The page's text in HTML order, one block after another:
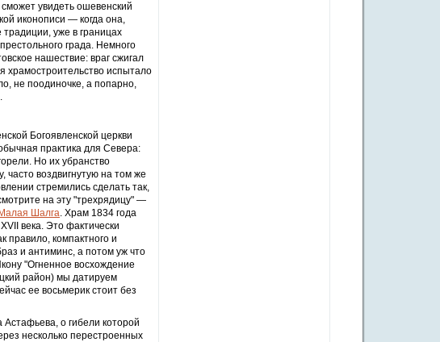
увидеть ошевенский
иконописи — когда она,
традиции, уже в границах
града. Немного
нашествие: враг сжигал
храмостроительство испытало
не поодиночке, а попарно,
Богоявленской церкви
практика для Севера:
Но их убранство
воздвигнутую на том же
стремились сделать так,
на эту "трехрядицу" —
Шалга. Храм 1834 года
века. Это фактически
правило, компактного и
и антиминс, а потом уж что
"Огненное восхождение
район) мы датируем
ее восьмерик стоит без
о гибели которой
несколько перестроенных